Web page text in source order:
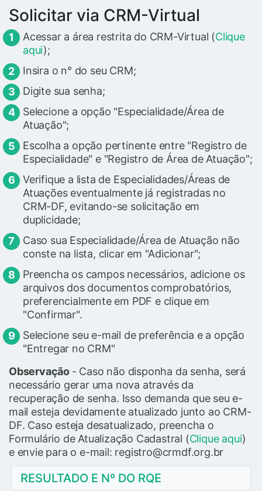
Solicitar via CRM-Virtual
Acessar a área restrita do CRM-Virtual (Clique
aqui);
Insira o n° do seu CRM;
Digite sua senha;
Selecione a opção "Especialidade/Área de
Atuação";
Escolha a opção pertinente entre "Registro de
Especialidade" e "Registro de Área de Atuação";
Verifique a lista de Especialidades/Áreas de
Atuações eventualmente já registradas no
CRM-DF, evitando-se solicitação em
duplicidade;
Caso sua Especialidade/Área de Atuação não
conste na lista, clicar em "Adicionar";
Preencha os campos necessários, adicione os
arquivos dos documentos comprobatórios,
preferencialmente em PDF e clique em
"Confirmar".
Selecione seu e-mail de preferência e a opção
"Entregar no CRM"
Observação - Caso não disponha da senha, será
necessário gerar uma nova através da
recuperação de senha. Isso demanda que seu e-
mail esteja devidamente atualizado junto ao CRM-
DF. Caso esteja desatualizado, preencha o
Formulário de Atualização Cadastral (Clique aqui)
e envie para o e-mail: registro@crmdf.org.br
RESULTADO E Nº DO RQE